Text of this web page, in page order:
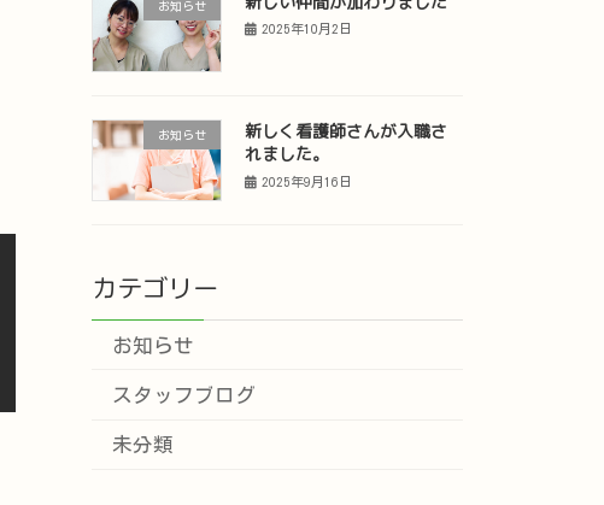
お知らせ
2025年10月2日
お知らせ
新しく看護師さんが入職さ
れました。
2025年9月16日
カテゴリー
お知らせ
スタッフブログ
未分類